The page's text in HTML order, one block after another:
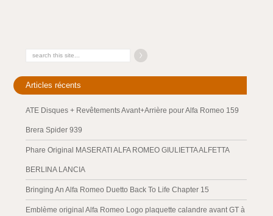
Articles récents
ATE Disques + Revêtements Avant+Arrière pour Alfa Romeo 159
Brera Spider 939
Phare Original MASERATI ALFA ROMEO GIULIETTA ALFETTA
BERLINA LANCIA
Bringing An Alfa Romeo Duetto Back To Life Chapter 15
Emblème original Alfa Romeo Logo plaquette calandre avant GT à